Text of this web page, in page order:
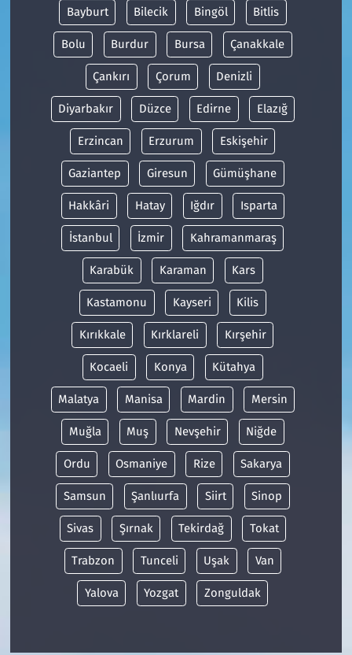
Bayburt Bilecik Bingöl Bitlis
Bolu Burdur Bursa Çanakkale
Çankırı Çorum Denizli
Diyarbakır Düzce Edirne Elazığ
Erzincan Erzurum Eskişehir
Gaziantep Giresun Gümüşhane
Hakkâri Hatay Iğdır Isparta
İstanbul İzmir Kahramanmaraş
Karabük Karaman Kars
Kastamonu Kayseri Kilis
Kırıkkale Kırklareli Kırşehir
Kocaeli Konya Kütahya
Malatya Manisa Mardin Mersin
Muğla Muş Nevşehir Niğde
Ordu Osmaniye Rize Sakarya
Samsun Şanlıurfa Siirt Sinop
Sivas Şırnak Tekirdağ Tokat
Trabzon Tunceli Uşak Van
Yalova Yozgat Zonguldak